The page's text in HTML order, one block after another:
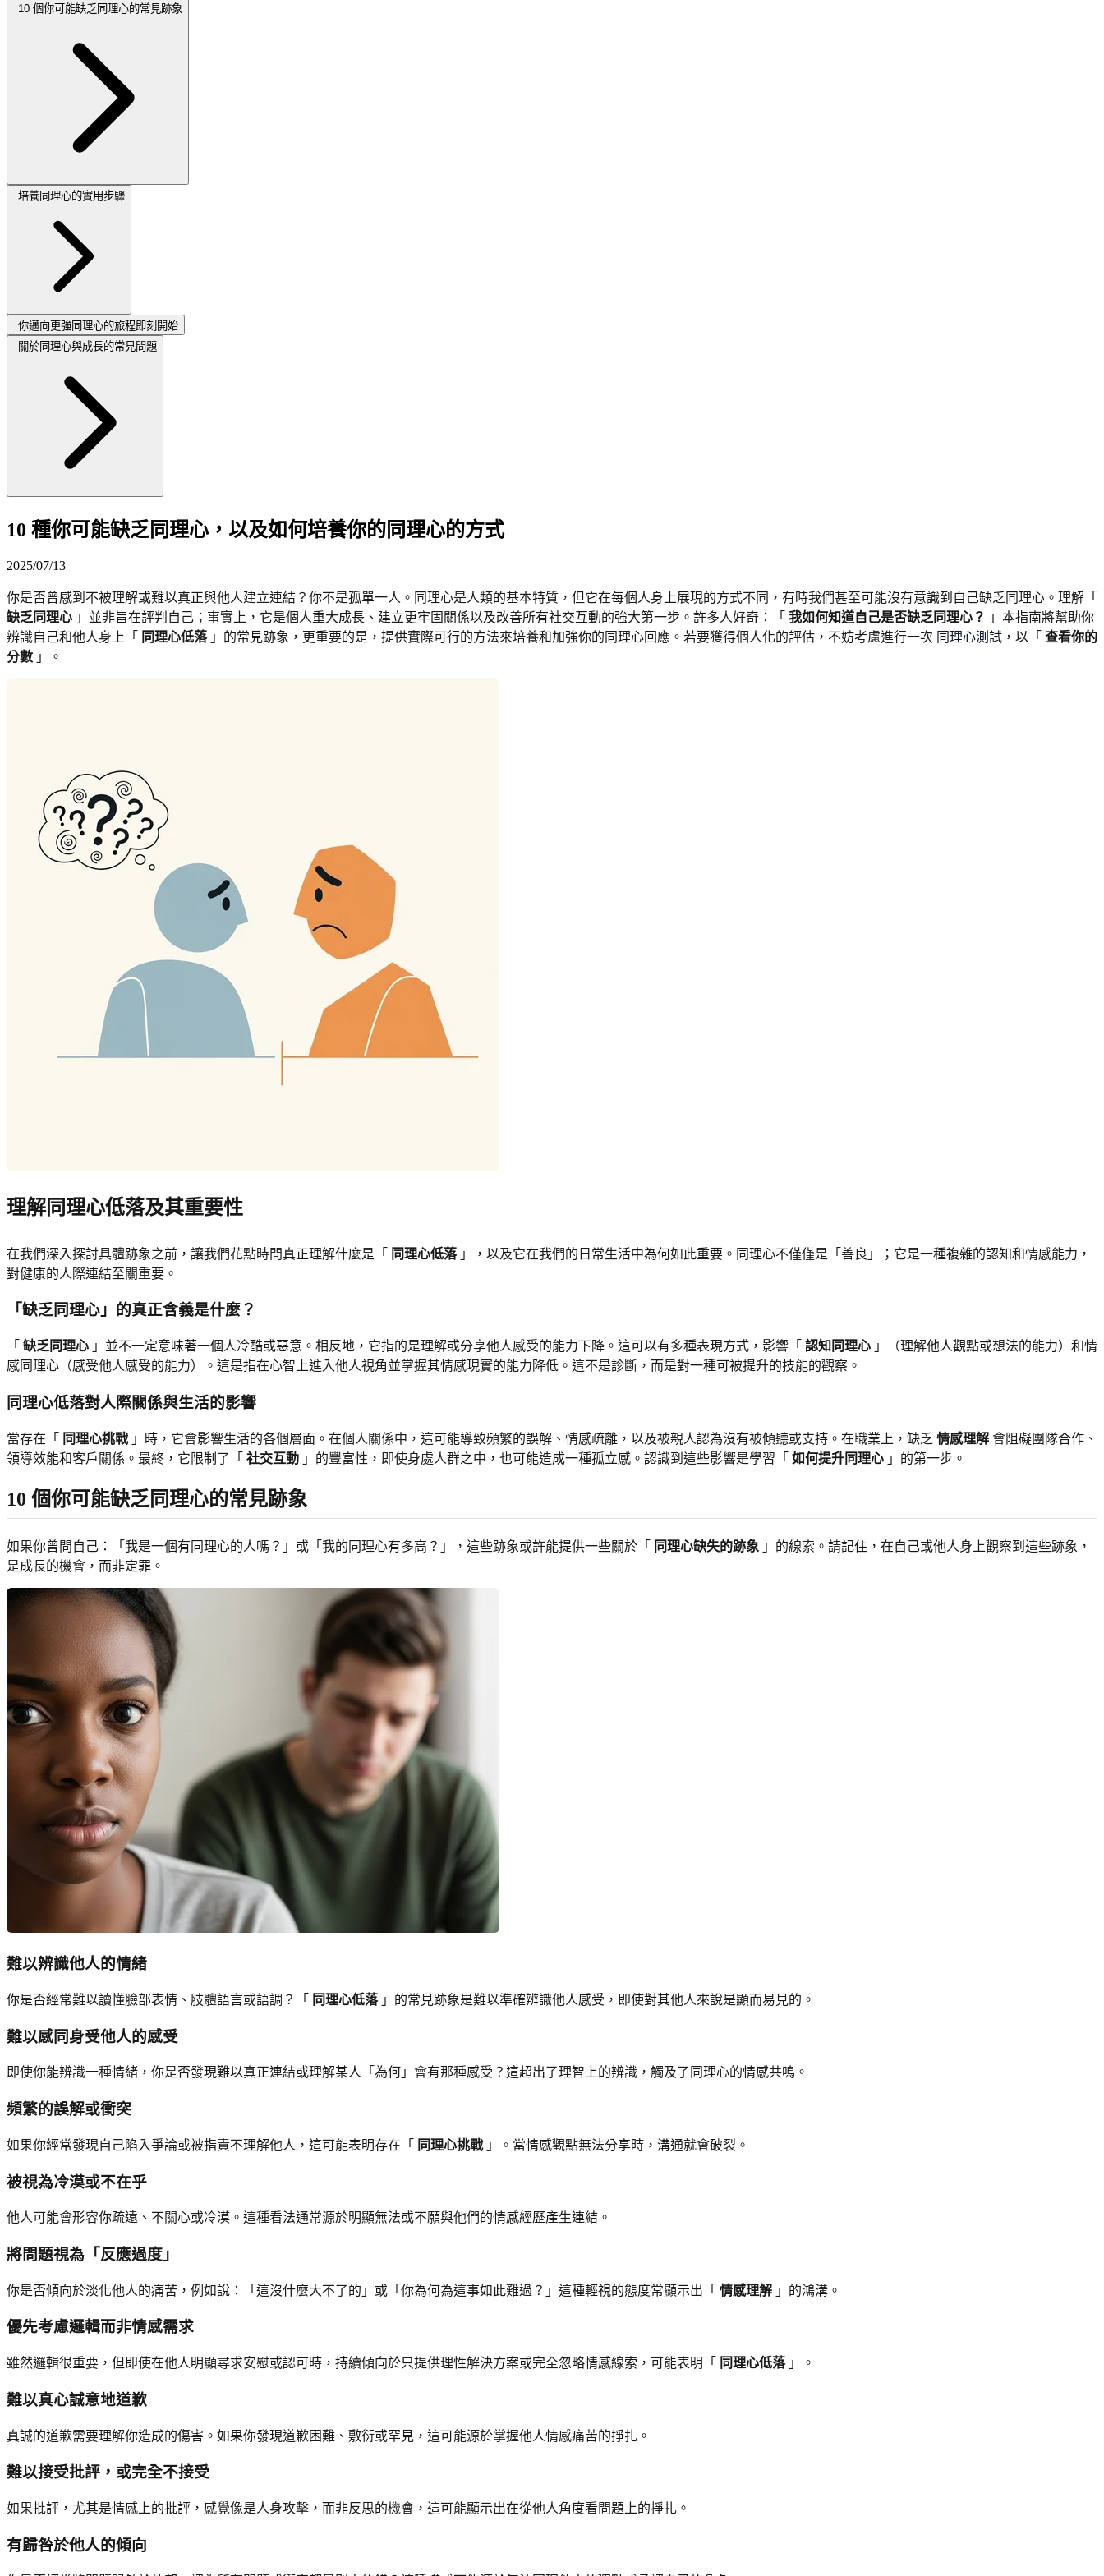
10 個你可能缺乏同理心的常見跡象
培養同理心的實用步驟
你邁向更強同理心的旅程即刻開始
關於同理心與成長的常見問題
10 種你可能缺乏同理心，以及如何培養你的同理心的方式
2025/07/13
你是否曾感到不被理解或難以真正與他人建立連結？你不是孤單一人。同理心是人類的基本特質，但它在每個人身上展現的方式不同，有時我們甚至可能沒有意識到自己缺乏同理心。理解「
缺乏同理心 」並非旨在評判自己；事實上，它是個人重大成長、建立更牢固關係以及改善所有社交互動的強大第一步。許多人好奇：「 我如何知道自己是否缺乏同理心？
」本指南將幫助你
辨識自己和他人身上「
同理心低落」的常見跡象，更重要的是，提供實際可行的方法來培養和加強你的同理心回應。若要獲得個人化的評估，不妨考慮進行一次 同理心測試 ，以「 查看你的
分數 」。
理解同理心低落及其重要性
在我們深入探討具體跡象之前，讓我們花點時間真正理解什麼是「 同理心低落」，以及它在我們的日常生活中為何如此重要。同理心不僅僅是「善良」；它是一種複雜的認知和情感能力，
對健康的人際連結至關重要。
「缺乏同理心」的真正含義是什麼？
「 缺乏同理心 」並不一定意味著一個人冷酷或惡意。相反地，它指的是理解或分享他人感受的能力下降。這可以有多種表現方式，影響「 認知同理心 」（理解他人觀點或想法的能力）和情
感同理心（感受他人感受的能力）。這是指在心智上進入他人視角並掌握其情感現實的能力降低。這不是診斷，而是對一種可被提升的技能的觀察。
同理心低落對人際關係與生活的影響
當存在「 同理心挑戰」時，它會影響生活的各個層面。在個人關係中，這可能導致頻繁的誤解、情感疏離，以及被親人認為沒有被傾聽或支持。在職業上，缺乏 情感理解 會阻礙團隊合作、
領導效能和客戶關係。最終，它限制了「 社交互動 」的豐富性，即使身處人群之中，也可能造成一種孤立感。認識到這些影響是學習「 如何提升同理心 」的第一步。
10 個你可能缺乏同理心的常見跡象
如果你曾問自己：「我是一個有同理心的人嗎？」或「我的同理心有多高？」，這些跡象或許能提供一些關於「 同理心缺失的跡象 」的線索。請記住，在自己或他人身上觀察到這些跡象，
是成長的機會，而非定罪。
難以辨識他人的情緒
你是否經常難以讀懂臉部表情、肢體語言或語調？「 同理心低落」的常見跡象是難以準確辨識他人感受，即使對其他人來說是顯而易見的。
難以感同身受他人的感受
即使你能辨識一種情緒，你是否發現難以真正連結或理解某人「為何」會有那種感受？這超出了理智上的辨識，觸及了同理心的情感共鳴。
頻繁的誤解或衝突
如果你經常發現自己陷入爭論或被指責不理解他人，這可能表明存在「 同理心挑戰」。當情感觀點無法分享時，溝通就會破裂。
被視為冷漠或不在乎
他人可能會形容你疏遠、不關心或冷漠。這種看法通常源於明顯無法或不願與他們的情感經歷產生連結。
將問題視為「反應過度」
你是否傾向於淡化他人的痛苦，例如說：「這沒什麼大不了的」或「你為何為這事如此難過？」這種輕視的態度常顯示出「 情感理解 」的鴻溝。
優先考慮邏輯而非情感需求
雖然邏輯很重要，但即使在他人明顯尋求安慰或認可時，持續傾向於只提供理性解決方案或完全忽略情感線索，可能表明「 同理心低落」。
難以真心誠意地道歉
真誠的道歉需要理解你造成的傷害。如果你發現道歉困難、敷衍或罕見，這可能源於掌握他人情感痛苦的掙扎。
難以接受批評，或完全不接受
如果批評，尤其是情感上的批評，感覺像是人身攻擊，而非反思的機會，這可能顯示出在從他人角度看問題上的掙扎。
有歸咎於他人的傾向